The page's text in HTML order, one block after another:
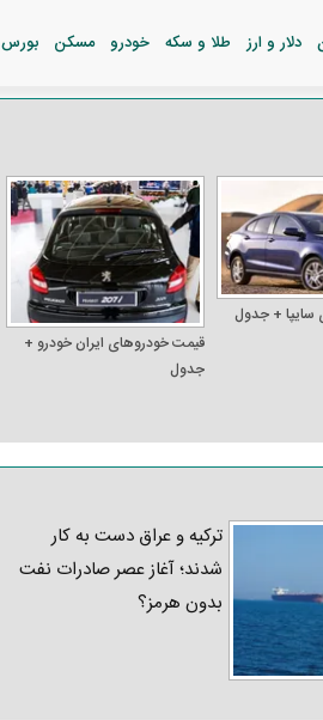
دلار و ارز طلا و سکه خودرو مسکن بورس
+ جدول
قیمت خودرو‌های ایران خودرو +
جدول
ترکیه و عراق دست به کار
شدند؛ آغاز عصر صادرات نفت
بدون هرمز؟